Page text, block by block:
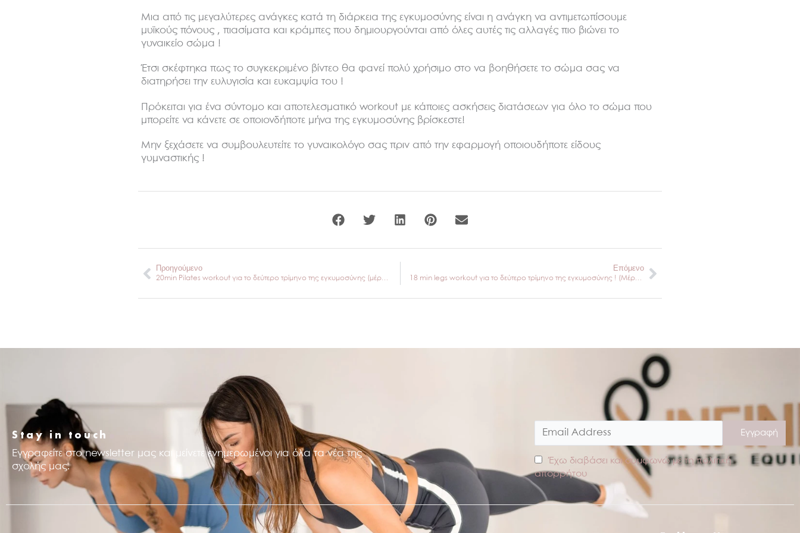
Μια από τις μεγαλύτερες ανάγκες κατά τη διάρκεια της εγκυμοσύνης είναι η ανάγκη να αντιμετωπίσουμε
μυϊκούς πόνους , πιασίματα και κράμπες που δημιουργούνται από όλες αυτές τις αλλαγές πιο βιώνει το
γυναικείο σώμα !
Έτσι σκέφτηκα πως το συγκεκριμένο βίντεο θα φανεί πολύ χρήσιμο στο να βοηθήσετε το σώμα σας να
διατηρήσει την ευλυγισία και ευκαμψία του !
Πρόκειται για ένα σύντομο και αποτελεσματικό workout με κάποιες ασκήσεις διατάσεων για όλο το σώμα που
μπορείτε να κάνετε σε οποιονδήποτε μήνα της εγκυμοσύνης βρίσκεστε!
Μην ξεχάσετε να συμβουλευτείτε το γυναικολόγο σας πριν από την εφαρμογή οποιουδήποτε είδους
γυμναστικής !
Prev
Προηγούμενο
20min Pilates workout για το δεύτερο τρίμηνο της εγκυμοσύνης (μέρος 2ο)
Επόμενο
18 min legs workout για το δεύτερο τρίμηνο της εγκυμοσύνης ! (Μέρος 3ο)
Next
Stay in touch
Εγγραφείτε στο newsletter μας και μείνετε ενημερωμένοι για όλα τα νέα της
σχολής μας.
Έχω διαβάσει και συμφωνώ με τη πολιτική
απορρήτου